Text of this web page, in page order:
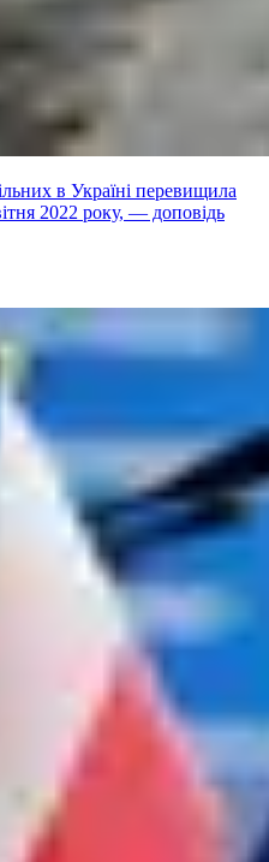
в Україні перевищила
2022 року, — доповідь